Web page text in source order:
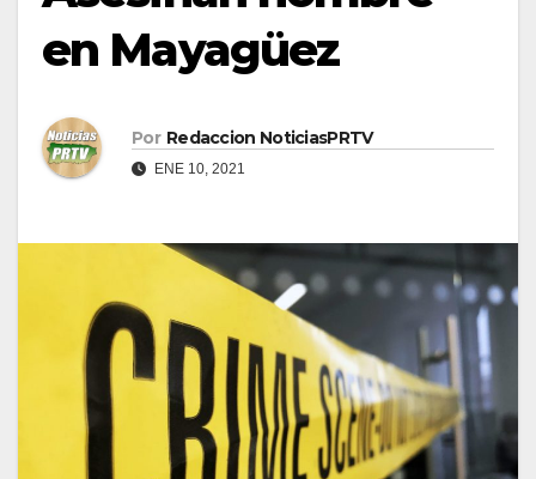
en Mayagüez
Por Redaccion NoticiasPRTV
ENE 10, 2021